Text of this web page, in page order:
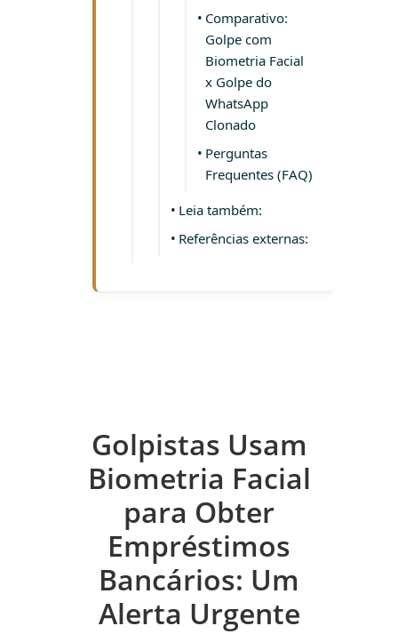
Comparativo:
Golpe com
Biometria Facial
x Golpe do
WhatsApp
Clonado
Perguntas
Frequentes (FAQ)
Leia também:
Referências externas:
Golpistas Usam
Biometria Facial
para Obter
Empréstimos
Bancários: Um
Alerta Urgente